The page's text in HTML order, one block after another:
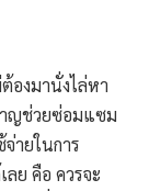
องมานั่งไล่หา
าญช่วยซ่อมแซม
ายในการ
ย คือ ควรจะ